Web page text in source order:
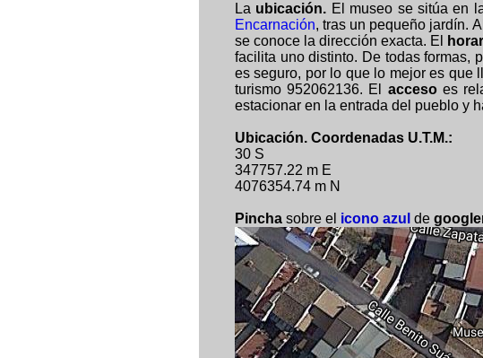
La ubicación. El museo se sitúa en
Encarnación, tras un pequeño jardín.
se conoce la dirección exacta. El
facilita uno distinto. De todas formas,
es seguro, por lo que lo mejor es que
turismo 952062136. El accesoes
estacionar en la entrada del pueblo y
Ubicación. Coordenadas U.T.M.:
30 S
347757.22 m E
4076354.74 m N
Pincha sobre el icono azul de